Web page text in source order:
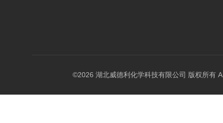
©2026 湖北威德利化学科技有限公司 版权所有